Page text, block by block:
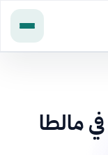
مالطا